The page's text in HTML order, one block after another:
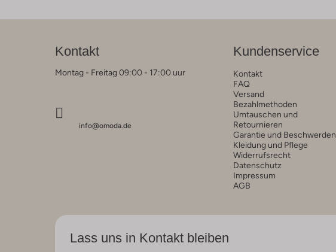
Kontakt
Montag - Freitag 09:00 - 17:00 uur
info@omoda.de
Kundenservice
Kontakt
FAQ
Versand
Bezahlmethoden
Umtauschen und
Retournieren
Garantie und Beschwerden
Kleidung und Pflege
Widerrufsrecht
Datenschutz
Impressum
AGB
Lass uns in Kontakt bleiben